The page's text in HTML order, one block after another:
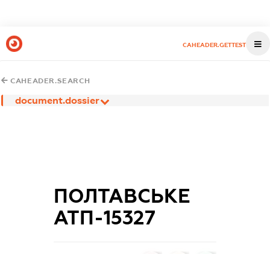
CAHEADER.GETTEST
CAHEADER.SEARCH
document.dossier
ПОЛТАВСЬКЕ
АТП-15327